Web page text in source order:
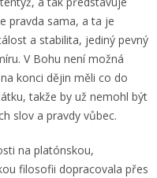
pravda sama, a ta je
a stabilita, jediný pevný
V Bohu není možná
konci dějin měli co do
takže by už nemohl být
slov a pravdy vůbec.
na platónskou,
filosofii dopracovala přes